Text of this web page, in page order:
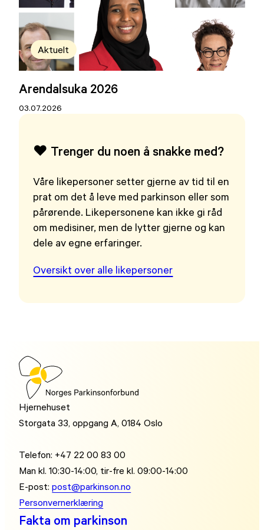
Aktuelt
Arendalsuka 2026
03.07.2026
❤️ Trenger du noen å snakke med?
Våre likepersoner setter gjerne av tid til en
prat om det å leve med parkinson eller som
pårørende. Likepersonene kan ikke gi råd
om medisiner, men de lytter gjerne og kan
dele av egne erfaringer.
Oversikt over alle likepersoner
Hjernehuset
Storgata 33, oppgang A, 0184 Oslo
Telefon: +47 22 00 83 00
Man kl. 10:30-14:00, tir-fre kl. 09:00-14:00
E-post:post@parkinson.no
Personvernerklæring
Fakta om parkinson